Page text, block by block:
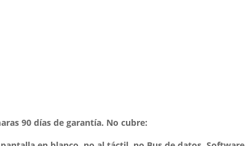
90 días de garantía. No cubre: